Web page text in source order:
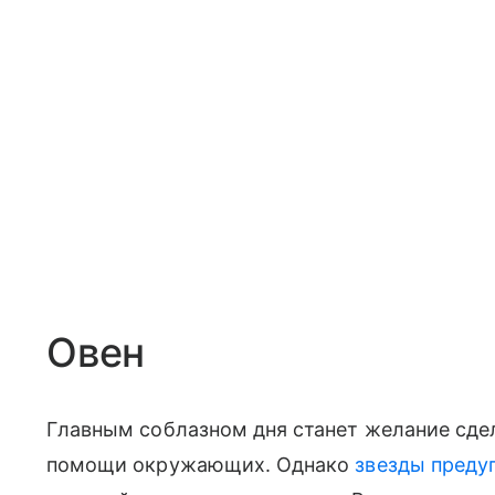
Овен
Главным соблазном дня станет желание
помощи окружающих. Однако звезды